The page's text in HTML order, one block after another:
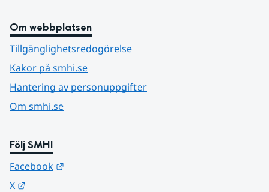
Om webbplatsen
Tillgänglighetsredogörelse
Kakor på smhi.se
Hantering av personuppgifter
Om smhi.se
Följ SMHI
Facebook
X